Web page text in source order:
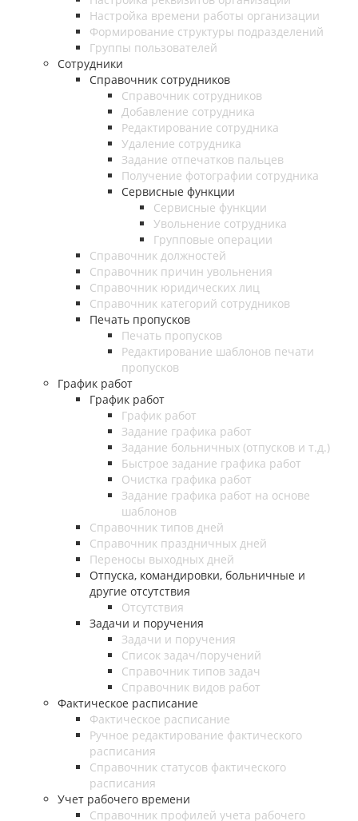
Настройка времени работы организации
Формирование структуры подразделений
Группы пользователей
Сотрудники
Справочник сотрудников
Справочник сотрудников
Добавление сотрудника
Редактирование сотрудника
Удаление сотрудника
Задание отпечатков пальцев
Получение фотографии сотрудника
Сервисные функции
Сервисные функции
Увольнение сотрудника
Групповые операции
Справочник должностей
Справочник причин увольнения
Справочник юридических лиц
Справочник категорий сотрудников
Печать пропусков
Печать пропусков
Редактирование шаблонов печати
пропусков
График работ
График работ
График работ
Задание графика работ
Задание больничных (отпусков и т.д.)
Быстрое задание графика работ
Очистка графика работ
Задание графика работ на основе
шаблонов
Справочник типов дней
Справочник праздничных дней
Переносы выходных дней
Отпуска, командировки, больничные и
другие отсутствия
Отсутствия
Задачи и поручения
Задачи и поручения
Список задач/поручений
Справочник типов задач
Справочник видов работ
Фактическое расписание
Фактическое расписание
Ручное редактирование фактического
расписания
Справочник статусов фактического
расписания
Учет рабочего времени
Справочник профилей учета рабочего